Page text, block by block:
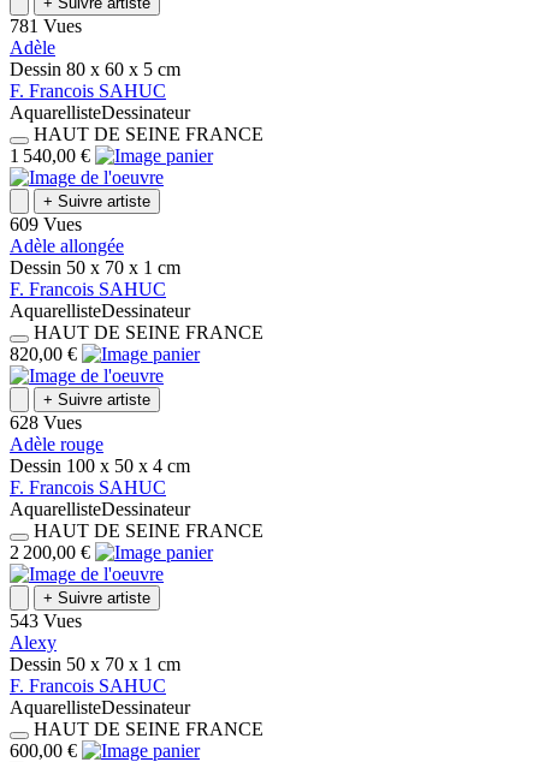
781 Vues
Adèle
Dessin 80 x 60 x 5 cm
F. Francois SAHUC
AquarellisteDessinateur
HAUT DE SEINE FRANCE
1 540,00 €
+ Suivre artiste
609 Vues
Adèle allongée
Dessin 50 x 70 x 1 cm
F. Francois SAHUC
AquarellisteDessinateur
HAUT DE SEINE FRANCE
820,00 €
+ Suivre artiste
628 Vues
Adèle rouge
Dessin 100 x 50 x 4 cm
F. Francois SAHUC
AquarellisteDessinateur
HAUT DE SEINE FRANCE
2 200,00 €
+ Suivre artiste
543 Vues
Alexy
Dessin 50 x 70 x 1 cm
F. Francois SAHUC
AquarellisteDessinateur
HAUT DE SEINE FRANCE
600,00 €